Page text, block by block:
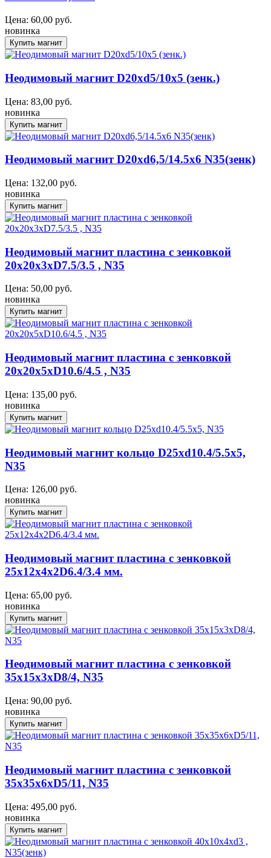
Цена: 60,00 руб.
новинка
Неодимовый магнит D20xd5/10x5 (зенк.)
Цена: 83,00 руб.
новинка
Неодимовый магнит D20xd6,5/14.5x6 N35(зенк)
Цена: 132,00 руб.
новинка
Неодимовый магнит пластина с зенковкой
20x20x3xD7.5/3.5 , N35
Цена: 50,00 руб.
новинка
Неодимовый магнит пластина с зенковкой
20x20x5xD10.6/4.5 , N35
Цена: 135,00 руб.
новинка
Неодимовый магнит кольцо D25xd10.4/5.5x5,
N35
Цена: 126,00 руб.
новинка
Неодимовый магнит пластина с зенковкой
25x12x4x2D6.4/3.4 мм.
Цена: 65,00 руб.
новинка
Неодимовый магнит пластина с зенковкой
35x15x3xD8/4, N35
Цена: 90,00 руб.
новинка
Неодимовый магнит пластина с зенковкой
35x35x6xD5/11, N35
Цена: 495,00 руб.
новинка